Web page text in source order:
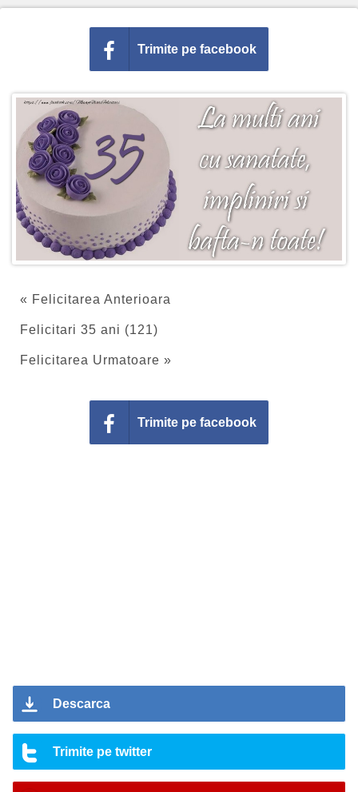
Trimite pe facebook
« Felicitarea Anterioara
Felicitari 35 ani (121)
Felicitarea Urmatoare »
Trimite pe facebook
Descarca
Trimite pe twitter